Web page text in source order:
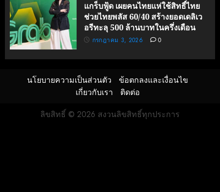
แกร็บฟู้ด เผยคนไทยแห่ใช้สิทธิ์ไทย
ช่วยไทยพลัส 60/40 สร้างยอดเดลิเว
อรีทะลุ 500 ล้านบาทในครึ่งเดือน
กรกฎาคม 3, 2026 0
นโยบายความเป็นส่วนตัว
ข้อตกลงและเงื่อนไข
เกี่ยวกับเรา
ติดต่อ
ลิขสิทธิ์ © 2026 สงวนลิขสิทธิ์ทุกประการ